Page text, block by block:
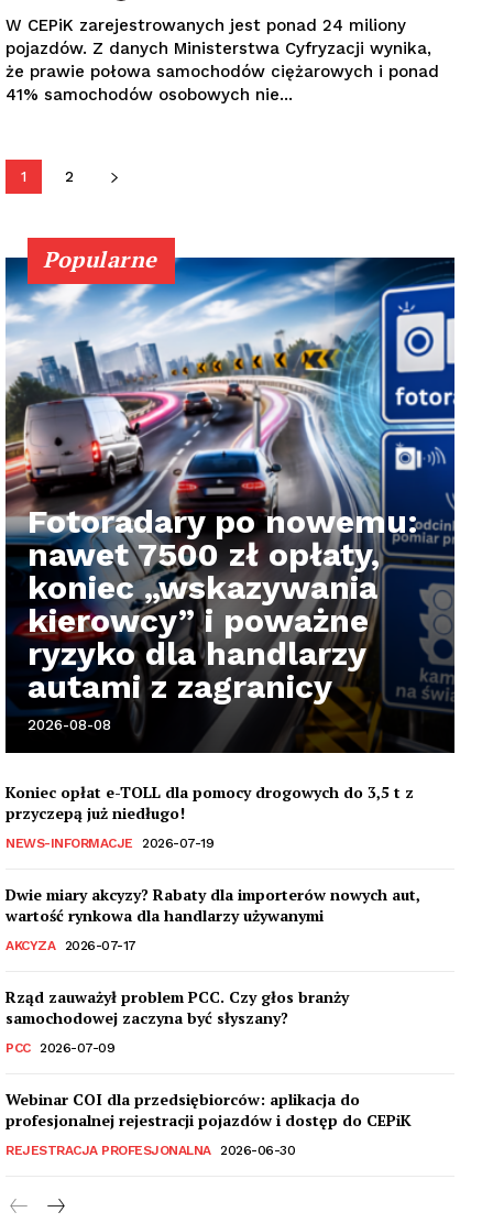
W CEPiK zarejestrowanych jest ponad 24 miliony
pojazdów. Z danych Ministerstwa Cyfryzacji wynika,
że prawie połowa samochodów ciężarowych i ponad
41% samochodów osobowych nie...
1 2
Popularne
Fotoradary po nowemu:
nawet 7500 zł opłaty,
koniec „wskazywania
kierowcy” i poważne
ryzyko dla handlarzy
autami z zagranicy
2026-08-08
Koniec opłat e-TOLL dla pomocy drogowych do 3,5 t z
przyczepą już niedługo!
NEWS-INFORMACJE 2026-07-19
Dwie miary akcyzy? Rabaty dla importerów nowych aut,
wartość rynkowa dla handlarzy używanymi
AKCYZA 2026-07-17
Rząd zauważył problem PCC. Czy głos branży
samochodowej zaczyna być słyszany?
PCC 2026-07-09
Webinar COI dla przedsiębiorców: aplikacja do
profesjonalnej rejestracji pojazdów i dostęp do CEPiK
REJESTRACJA PROFESJONALNA 2026-06-30